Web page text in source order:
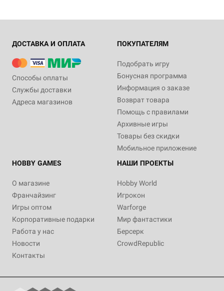
ДОСТАВКА И ОПЛАТА
Способы оплаты
Службы доставки
Адреса магазинов
ПОКУПАТЕЛЯМ
Подобрать игру
Бонусная программа
Информация о заказе
Возврат товара
Помощь с правилами
Архивные игры
Товары без скидки
Мобильное приложение
HOBBY GAMES
О магазине
Франчайзинг
Игры оптом
Корпоративные подарки
Работа у нас
Новости
Контакты
НАШИ ПРОЕКТЫ
Hobby World
Игрокон
Warforge
Мир фантастики
Берсерк
CrowdRepublic